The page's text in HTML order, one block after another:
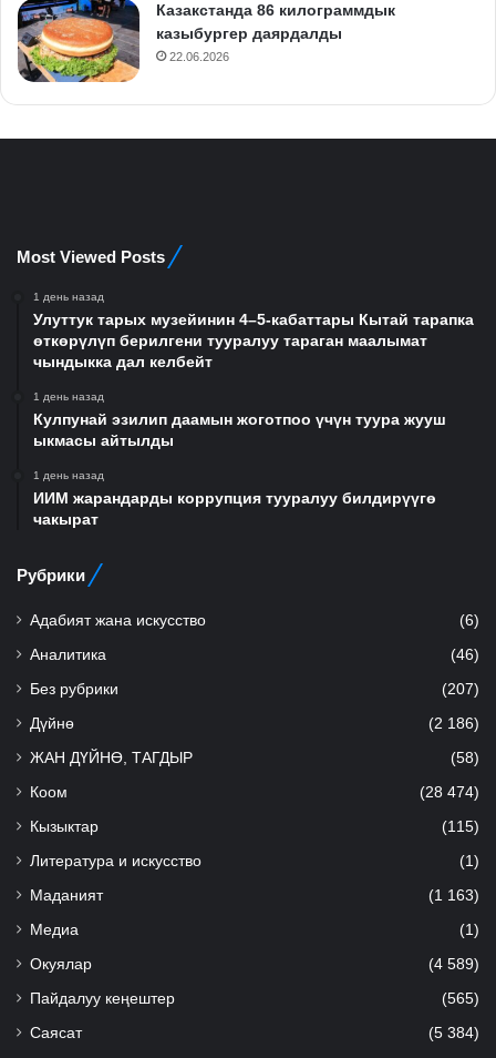
Казакстанда 86 килограммдык
казыбургер даярдалды
22.06.2026
Most Viewed Posts
1 день назад
Улуттук тарых музейинин 4–5-кабаттары Кытай тарапка
өткөрүлүп берилгени тууралуу тараган маалымат
чындыкка дал келбейт
1 день назад
Кулпунай эзилип даамын жоготпоо үчүн туура жууш
ыкмасы айтылды
1 день назад
ИИМ жарандарды коррупция тууралуу билдирүүгө
чакырат
Рубрики
Адабият жана искусство (6)
Аналитика (46)
Без рубрики (207)
Дүйнө (2 186)
ЖАН ДҮЙНӨ, ТАГДЫР (58)
Коом (28 474)
Кызыктар (115)
Литература и искусство (1)
Маданият (1 163)
Медиа (1)
Окуялар (4 589)
Пайдалуу кеңештер (565)
Саясат (5 384)